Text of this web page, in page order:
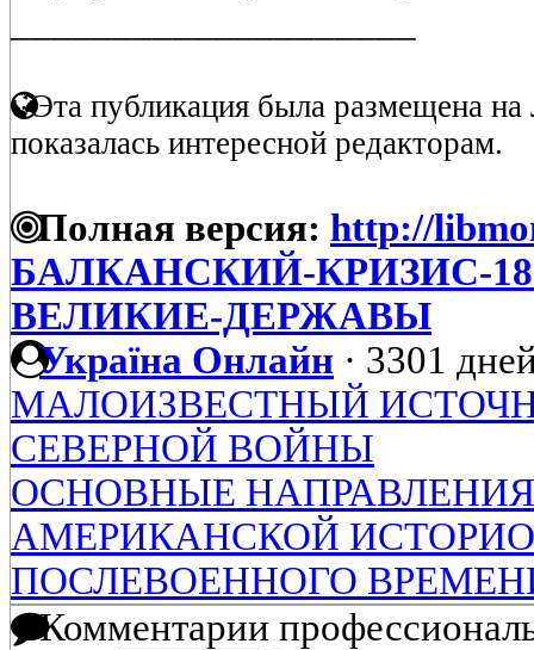
Эта публикация была размещена на
показалась интересной редакторам.
Полная версия: http://
БАЛКАНСКИЙ-КРИЗИС-
ВЕЛИКИЕ-ДЕРЖАВЫ
Україна Онлайн · 3301
МАЛОИЗВЕСТНЫЙ
СЕВЕРНОЙ ВОЙНЫ
ОСНОВНЫЕ
АМЕРИКАНСКОЙ
ПОСЛЕВОЕННОГО
Комментарии